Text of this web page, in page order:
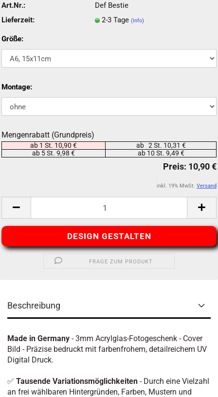
Art.Nr.:
Def Bestie
Lieferzeit:
2-3 Tage (Info)
Größe:
Montage:
Mengenrabatt (Grundpreis)
ab 1 St. 10,90 €
ab 2 St. 10,31 €
ab 5 St. 9,98 €
ab 10 St. 9,49 €
inkl. 19% MwSt. Versand
DESIGN GESTALTEN
FRAGE ZUM PRODUKT
Beschreibung
Made in Germany - 3mm Acrylglas-Fotogeschenk - Cover
Bild - Präzise bedruckt mit farbenfrohem, detailreichem UV
Digital Druck.
✅ Tausende Variationsmöglichkeiten - Durch eine Vielzahl
an frei wählbaren Hintergründen, Farben, Mustern und